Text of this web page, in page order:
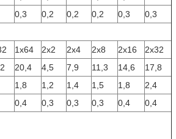
0,3 0,2 0,2 0,2 0,3
0,3
1x64 2x2 2x4 2x8 2x16
2x32
20,4 4,5 7,9 11,3 14,6
17,8
1,8 1,2 1,4 1,5 1,8
2,4
0,4 0,3 0,3 0,3 0,4
0,4